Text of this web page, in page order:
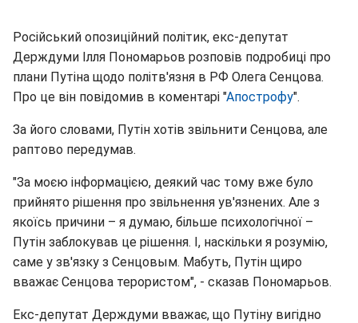
Російський опозиційний політик, екс-депутат
Держдуми Ілля Пономарьов розповів подробиці про
плани Путіна щодо політв'язня в РФ Олега Сенцова.
Про це він повідомив в коментарі "Апострофу".
За його словами, Путін хотів звільнити Сенцова, але
раптово передумав.
"За моєю інформацією, деякий час тому вже було
прийнято рішення про звільнення ув'язнених. Але з
якоїсь причини – я думаю, більше психологічної –
Путін заблокував це рішення. І, наскільки я розумію,
саме у зв'язку з Сенцовым. Мабуть, Путін щиро
вважає Сенцова терористом", - сказав Пономарьов.
Екс-депутат Держдуми вважає, що Путіну вигідно